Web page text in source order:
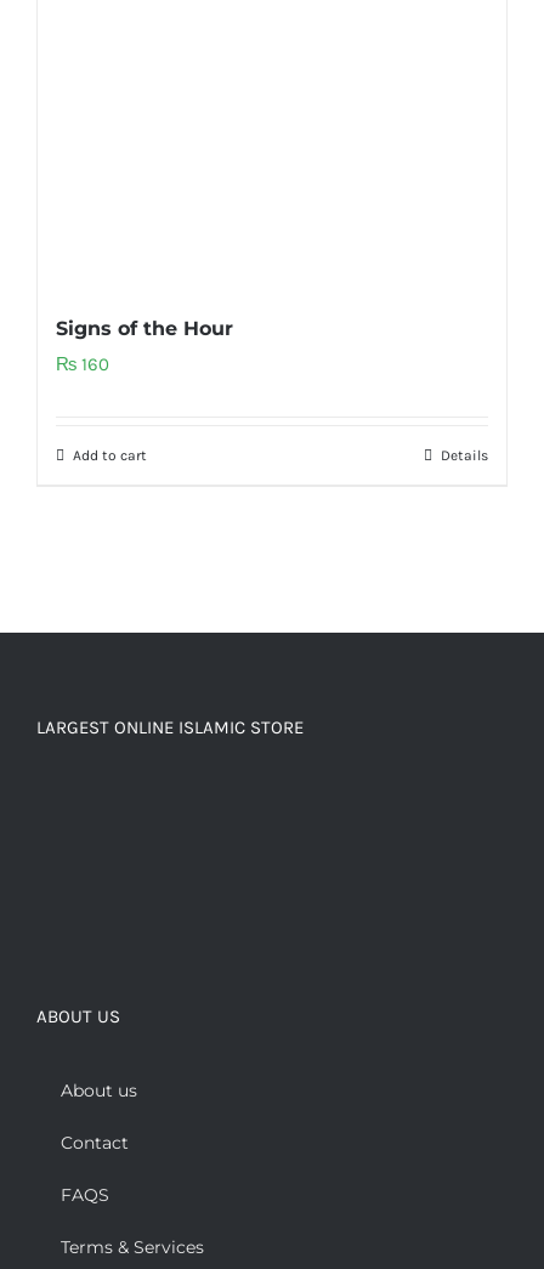
Signs of the Hour
₨ 160
Add to cart Details
LARGEST ONLINE ISLAMIC STORE
ABOUT US
About us
Contact
FAQS
Terms & Services